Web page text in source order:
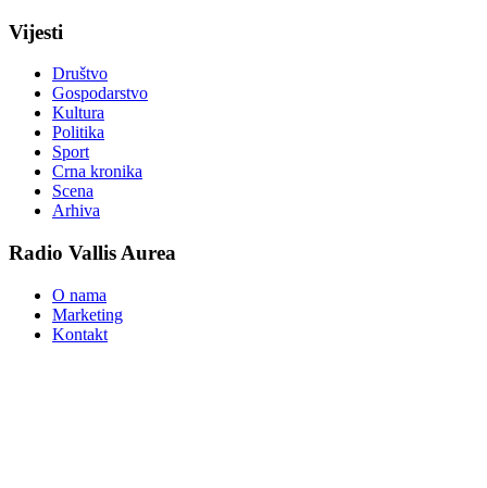
Vijesti
Društvo
Gospodarstvo
Kultura
Politika
Sport
Crna kronika
Scena
Arhiva
Radio Vallis Aurea
O nama
Marketing
Kontakt